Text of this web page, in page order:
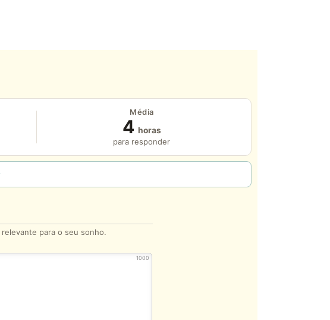
Média
4 horas
para responder
para o seu sonho.
1000